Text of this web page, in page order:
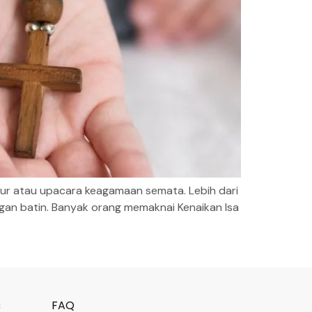
atau upacara keagamaan semata. Lebih dari
batin. Banyak orang memaknai Kenaikan Isa
FAQ